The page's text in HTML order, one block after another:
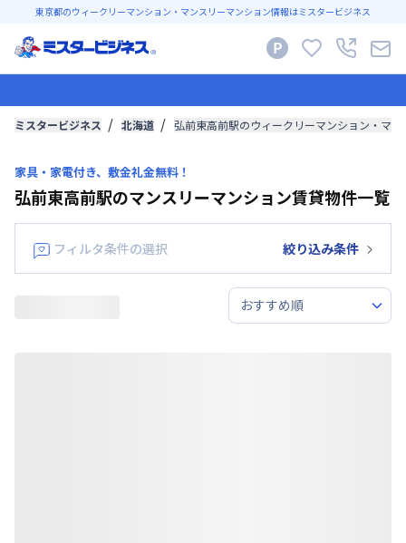
東京都のウィークリーマンション・マンスリーマンション情報はミスタービジネス
ミスタービジネス 北海道 弘前東高前駅のウィークリーマンション・マ
家具・家電付き、敷金礼金無料！
弘前東高前駅のマンスリーマンション賃貸物件一覧
フィルタ条件の選択 絞り込み条件